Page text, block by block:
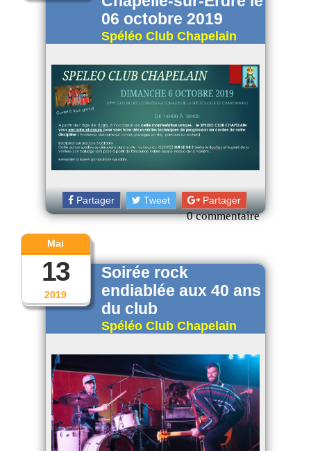
06 octobre 2019
Spéléo Club Chapelain
Partager Tweet Partager
0 commentaire
2019
Mai
13
Soirée rock
endiablée aux 40 ans
du club
Spéléo Club Chapelain